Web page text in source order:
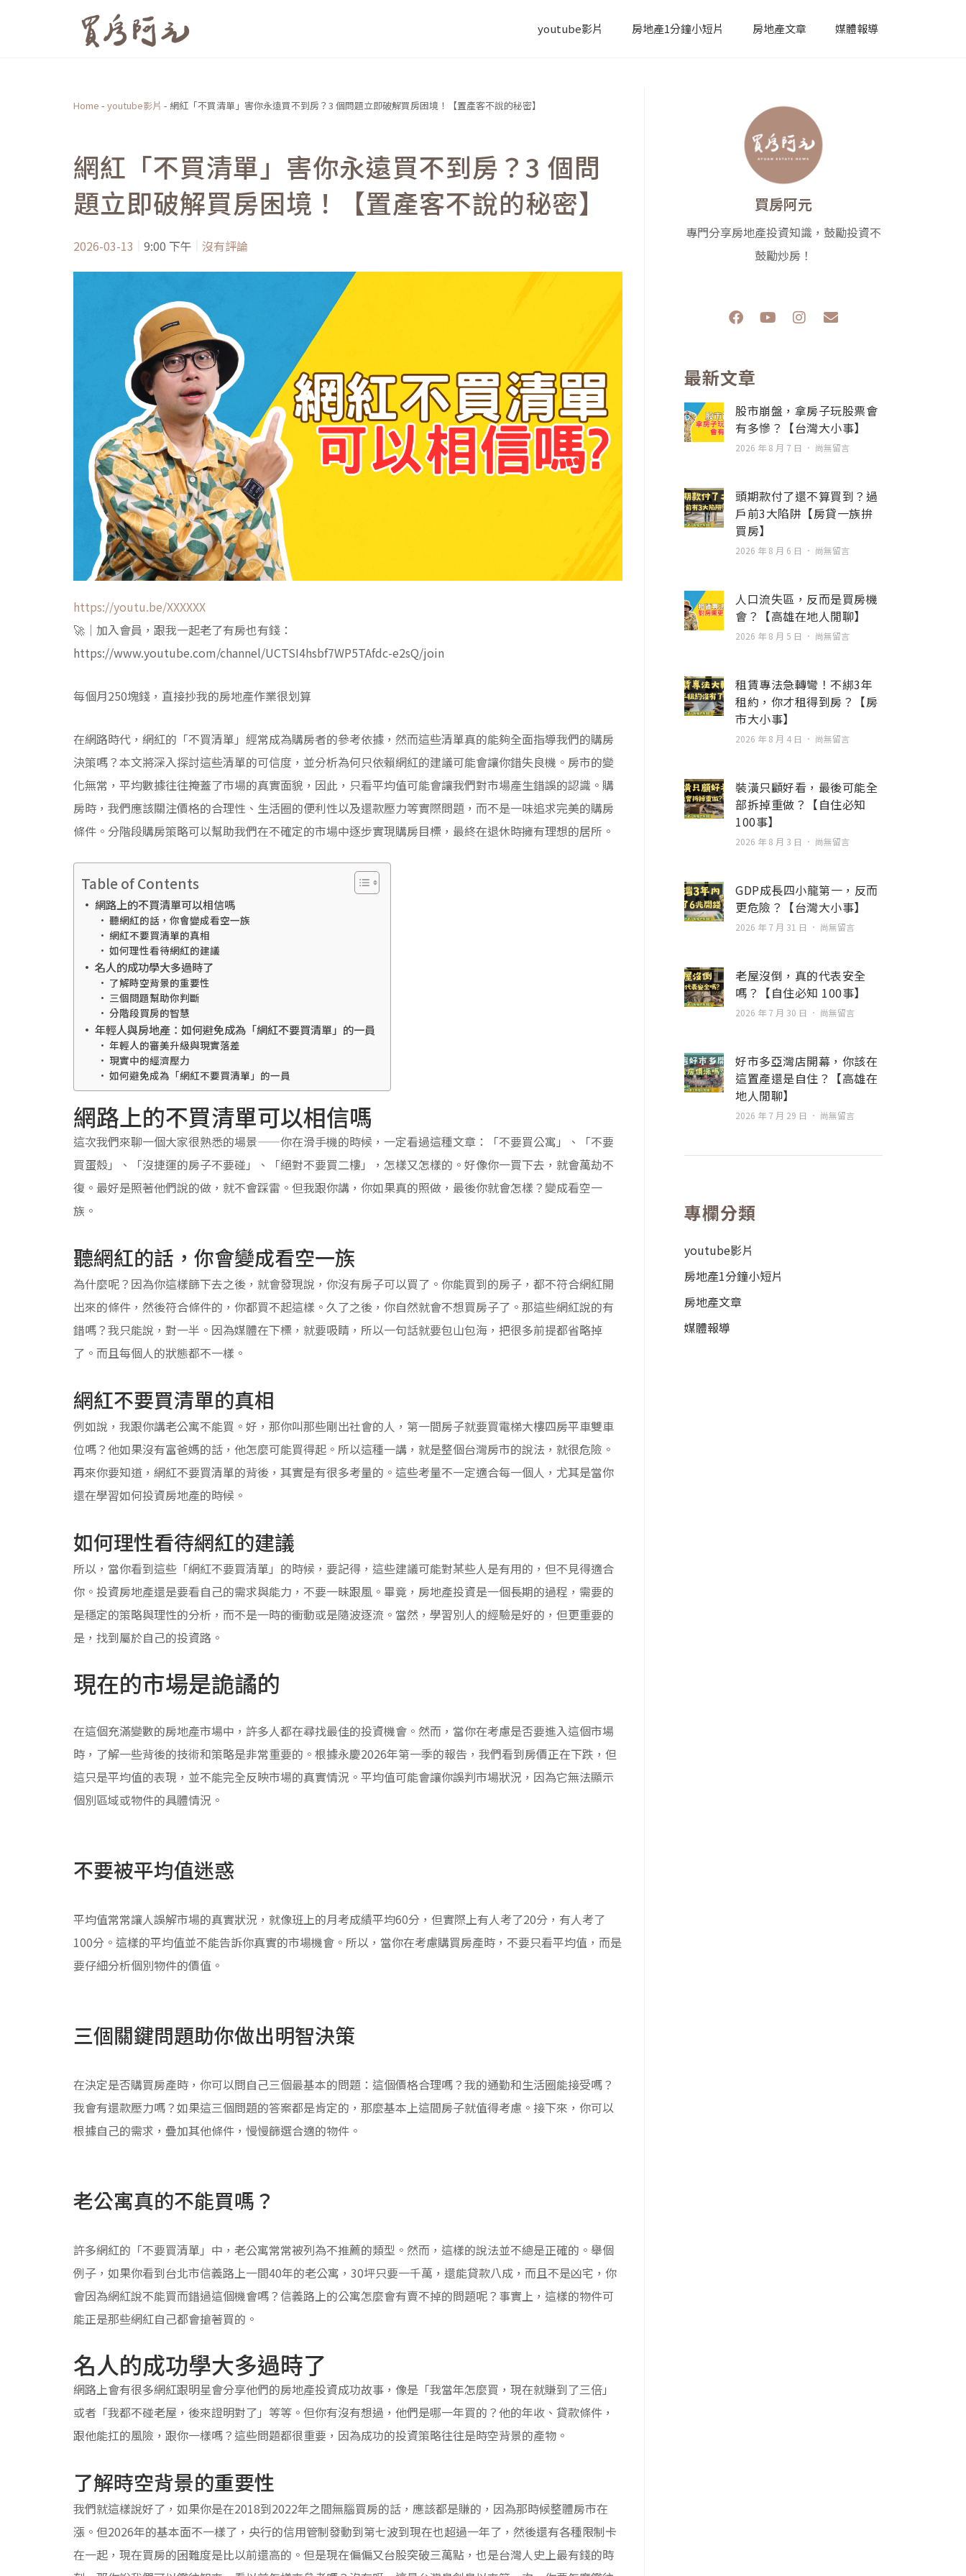
youtube影片 房地產1分鐘小短片 房地產文章 媒體報導
Home - youtube影片 - 網紅「不買清單」害你永遠買不到房？3 個問題立即破解買房困境！【置產客不說的秘密】
網紅「不買清單」害你永遠買不到房？3 個問
題立即破解買房困境！【置產客不說的秘密】
2026-03-13 9:00 下午 沒有評論
https://youtu.be/XXXXXX
🚀｜加入會員，跟我一起老了有房也有錢：
https://www.youtube.com/channel/UCTSI4hsbf7WP5TAfdc-e2sQ/join
每個月250塊錢，直接抄我的房地產作業很划算
在網路時代，網紅的「不買清單」經常成為購房者的參考依據，然而這些清單真的能夠全面指導我們的購房
決策嗎？本文將深入探討這些清單的可信度，並分析為何只依賴網紅的建議可能會讓你錯失良機。房市的變
化無常，平均數據往往掩蓋了市場的真實面貌，因此，只看平均值可能會讓我們對市場產生錯誤的認識。購
房時，我們應該關注價格的合理性、生活圈的便利性以及還款壓力等實際問題，而不是一味追求完美的購房
條件。分階段購房策略可以幫助我們在不確定的市場中逐步實現購房目標，最終在退休時擁有理想的居所。
Table of Contents
網路上的不買清單可以相信嗎
聽網紅的話，你會變成看空一族
網紅不要買清單的真相
如何理性看待網紅的建議
名人的成功學大多過時了
了解時空背景的重要性
三個問題幫助你判斷
分階段買房的智慧
年輕人與房地產：如何避免成為「網紅不要買清單」的一員
年輕人的審美升級與現實落差
現實中的經濟壓力
如何避免成為「網紅不要買清單」的一員
網路上的不買清單可以相信嗎
這次我們來聊一個大家很熟悉的場景——你在滑手機的時候，一定看過這種文章：「不要買公寓」、「不要
買蛋殼」、「沒捷運的房子不要碰」、「絕對不要買二樓」，怎樣又怎樣的。好像你一買下去，就會萬劫不
復。最好是照著他們說的做，就不會踩雷。但我跟你講，你如果真的照做，最後你就會怎樣？變成看空一
族。
聽網紅的話，你會變成看空一族
為什麼呢？因為你這樣篩下去之後，就會發現說，你沒有房子可以買了。你能買到的房子，都不符合網紅開
出來的條件，然後符合條件的，你都買不起這樣。久了之後，你自然就會不想買房子了。那這些網紅說的有
錯嗎？我只能說，對一半。因為媒體在下標，就要吸睛，所以一句話就要包山包海，把很多前提都省略掉
了。而且每個人的狀態都不一樣。
網紅不要買清單的真相
例如說，我跟你講老公寓不能買。好，那你叫那些剛出社會的人，第一間房子就要買電梯大樓四房平車雙車
位嗎？他如果沒有富爸媽的話，他怎麼可能買得起。所以這種一講，就是整個台灣房市的說法，就很危險。
再來你要知道，網紅不要買清單的背後，其實是有很多考量的。這些考量不一定適合每一個人，尤其是當你
還在學習如何投資房地產的時候。
如何理性看待網紅的建議
所以，當你看到這些「網紅不要買清單」的時候，要記得，這些建議可能對某些人是有用的，但不見得適合
你。投資房地產還是要看自己的需求與能力，不要一昧跟風。畢竟，房地產投資是一個長期的過程，需要的
是穩定的策略與理性的分析，而不是一時的衝動或是隨波逐流。當然，學習別人的經驗是好的，但更重要的
是，找到屬於自己的投資路。
現在的市場是詭譎的
在這個充滿變數的房地產市場中，許多人都在尋找最佳的投資機會。然而，當你在考慮是否要進入這個市場
時，了解一些背後的技術和策略是非常重要的。根據永慶2026年第一季的報告，我們看到房價正在下跌，但
這只是平均值的表現，並不能完全反映市場的真實情況。平均值可能會讓你誤判市場狀況，因為它無法顯示
個別區域或物件的具體情況。
不要被平均值迷惑
平均值常常讓人誤解市場的真實狀況，就像班上的月考成績平均60分，但實際上有人考了20分，有人考了
100分。這樣的平均值並不能告訴你真實的市場機會。所以，當你在考慮購買房產時，不要只看平均值，而是
要仔細分析個別物件的價值。
三個關鍵問題助你做出明智決策
在決定是否購買房產時，你可以問自己三個最基本的問題：這個價格合理嗎？我的通勤和生活圈能接受嗎？
我會有還款壓力嗎？如果這三個問題的答案都是肯定的，那麼基本上這間房子就值得考慮。接下來，你可以
根據自己的需求，疊加其他條件，慢慢篩選合適的物件。
老公寓真的不能買嗎？
許多網紅的「不要買清單」中，老公寓常常被列為不推薦的類型。然而，這樣的說法並不總是正確的。舉個
例子，如果你看到台北市信義路上一間40年的老公寓，30坪只要一千萬，還能貸款八成，而且不是凶宅，你
會因為網紅說不能買而錯過這個機會嗎？信義路上的公寓怎麼會有賣不掉的問題呢？事實上，這樣的物件可
能正是那些網紅自己都會搶著買的。
名人的成功學大多過時了
網路上會有很多網紅跟明星會分享他們的房地產投資成功故事，像是「我當年怎麼買，現在就賺到了三倍」
或者「我都不碰老屋，後來證明對了」等等。但你有沒有想過，他們是哪一年買的？他的年收、貸款條件，
跟他能扛的風險，跟你一樣嗎？這些問題都很重要，因為成功的投資策略往往是時空背景的產物。
了解時空背景的重要性
我們就這樣說好了，如果你是在2018到2022年之間無腦買房的話，應該都是賺的，因為那時候整體房市在
漲。但2026年的基本面不一樣了，央行的信用管制發動到第七波到現在也超過一年了，然後還有各種限制卡
在一起，現在買房的困難度是比以前還高的。但是現在偏偏又台股突破三萬點，也是台灣人史上最有錢的時
買房阿元
專門分享房地產投資知識，鼓勵投資不
鼓勵炒房！
F
a
b
o
o
k
Y
o
e
I
n
r
a
m
E
n
p
e
最新文章
股市崩盤，拿房子玩股票會
有多慘？【台灣大小事】
2026 年 8 月 7 日 尚無留言
頭期款付了還不算買到？過
戶前3大陷阱【房貸一族拚
買房】
2026 年 8 月 6 日 尚無留言
人口流失區，反而是買房機
會？【高雄在地人閒聊】
2026 年 8 月 5 日 尚無留言
租賃專法急轉彎！不綁3年
租約，你才租得到房？【房
市大小事】
2026 年 8 月 4 日 尚無留言
裝潢只顧好看，最後可能全
部拆掉重做？【自住必知
100事】
2026 年 8 月 3 日 尚無留言
GDP成長四小龍第一，反而
更危險？【台灣大小事】
2026 年 7 月 31 日 尚無留言
老屋沒倒，真的代表安全
嗎？【自住必知 100事】
2026 年 7 月 30 日 尚無留言
好市多亞灣店開幕，你該在
這置產還是自住？【高雄在
地人閒聊】
2026 年 7 月 29 日 尚無留言
專欄分類
youtube影片
房地產1分鐘小短片
房地產文章
媒體報導